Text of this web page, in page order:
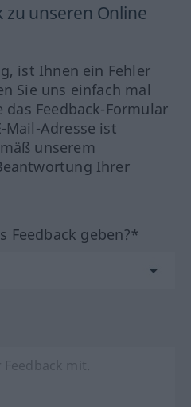
zu unseren Online
ist Ihnen ein Fehler
Sie uns einfach mal
Feedback-Formular
Mail-Adresse ist
unserem
Ihrer
Feedback geben?*